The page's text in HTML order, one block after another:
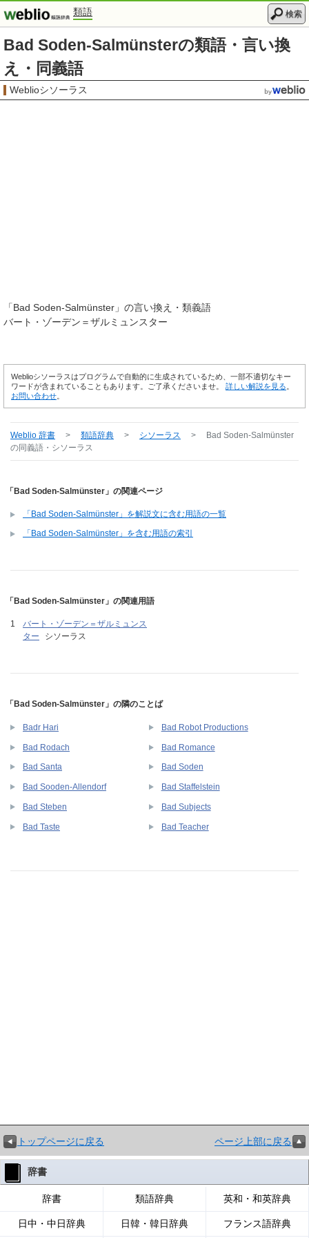
類語 検索
Bad Soden-Salmünsterの類語・言い換
え・同義語
Weblioシソーラス
「Bad Soden-Salmünster 」の言い換え・類義語
バート・ゾーデン＝ザルミュンスター
Weblioシソーラスはプログラムで自動的に生成されているため、一部不適切なキー
ワードが含まれていることもあります。ご了承くださいませ。 詳しい解説を見る
お問い合わせ
Weblio 辞書 > 類語辞典 > シソーラス >
Bad Soden-Salmünster
の同義語・シソーラス
「Bad Soden-Salmünster」の関連ページ
「Bad Soden-Salmünster」を解説文に含む用語の一覧
「Bad Soden-Salmünster」を含む用語の索引
「Bad Soden-Salmünster」の関連用語
バート・ゾーデン＝ザルミュンス
ター
シソーラス
「Bad Soden-Salmünster」の隣のことば
Badr Hari Bad Robot Productions
Bad Rodach Bad Romance
Bad Santa Bad Soden
Bad Sooden-Allendorf Bad Staffelstein
Bad Steben Bad Subjects
Bad Taste Bad Teacher
トップページに戻る ページ上部に戻る
辞書
辞書 類語辞典 英和・和英辞典
日中・中日辞典 日韓・韓日辞典 フランス語辞典